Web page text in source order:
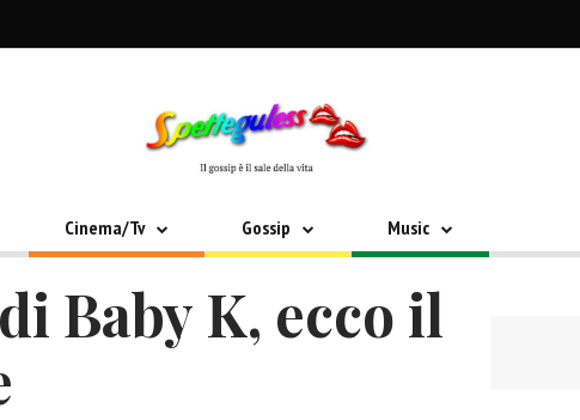
Cinema/Tv Gossip Music
Baby K, ecco il